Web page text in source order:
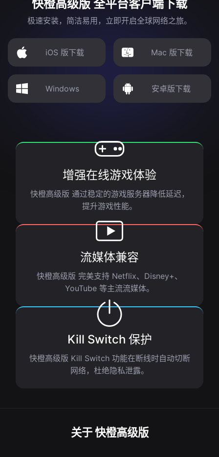
快橙高级版 全平台客户端下载
极速安装，简洁易用，立即开启全球网络之旅。
iOS 版下载 Mac 版下载
Windows 安卓版下载
增强在线游戏体验
快橙高级版 通过稳定的游戏服务器降低延迟，
提升游戏性能。
流媒体兼容
快橙高级版 完美支持 Netflix、Disney+、
YouTube 等主流流媒体。
Kill Switch 保护
快橙高级版 Kill Switch 功能在断线时自动切断
网络，杜绝隐私泄露。
关于 快橙高级版